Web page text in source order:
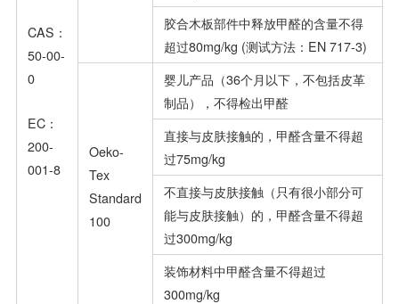
CAS：
50-00-
0
EC：
200-
001-8
胶合木板部件中释放甲醛的含量不得
超过80mg/kg (测试方法：EN 717-3)
Oeko-
Tex
Standard
100
婴儿产品（36个月以下，不包括皮革
制品），不得检出甲醛
直接与皮肤接触的，甲醛含量不得超
过75mg/kg
不直接与皮肤接触（只有很小部分可
能与皮肤接触）的，甲醛含量不得超
过300mg/kg
装饰材料中甲醛含量不得超过
300mg/kg